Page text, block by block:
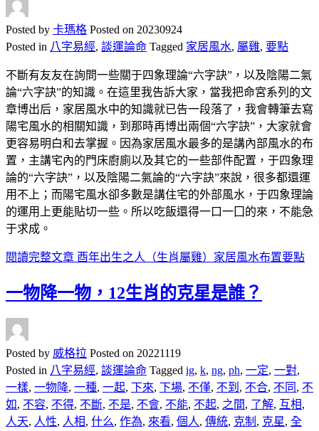
Posted by 卡瑪格 Posted on 20230924
Posted in 八字易經, 談運論命 Tagged 家居風水, 屬雞, 要點
不斷有友友在詢問一些關于四象理論“六字訣”，以及陰陽二氣
論“六字訣”的知識。在這里我告訴大家，當我把命宮系列的文
章博出后，家居風水中的知識就已告一段落了，我會轉筆去寫
陽宅風水的相關知識，到那時再博出兩個“六字訣”，大家就會
更容易明白和去掌握。因為家居風水最多的是講內部風水的布
置，主講宅內的門床廚廁以及其它的一些部件配置，于四象理
論的“六字訣”，以及陰陽二氣論的“六字訣”來說，很多都還運
用不上；而陽宅風水卻多數是講住宅的外部風水，于四象理論
的運用上更能貼切一些。所以吃飯還得一口一囗的來，不能急
于求成。
閱讀完整文章 酉年出生之人（生肖屬雞）家居風水布置要點
一物降一物，12生肖的克星是誰？
Posted by 威格拉 Posted on 20221119
Posted in 八字易經, 談運論命 Tagged ig, k, ng, ph, 一定, 一對,
一樣, 一物降, 一種, 一起, 下來, 下場, 不僅, 不到 , 不合, 不同 , 不
如, 不容, 不得, 不斷, 不是, 不會, 不能, 不起, 之間, 了解, 互相,
人天, 人性, 人相, 什么, 作為, 來看, 個人, 傳統, 克制 , 克星, 全